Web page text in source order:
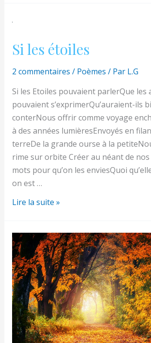
fraiches
Si les étoiles
2 commentaires / Poèmes / Par L.G
Si les Etoiles pouvaient parlerQue les
pouvaient s’exprimerQu’auraient-ils
conterNous offrir comme voyage
à des années lumièresEnvoyés en
terreDe la grande ourse à la
rime sur orbite Créer au néant de nos
mots pour qu’on les enviesQuoi
on est …
Si
Lire la suite »